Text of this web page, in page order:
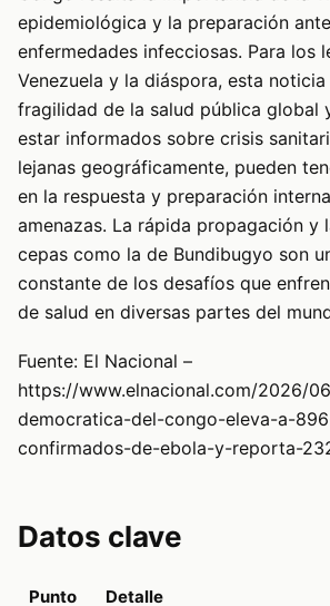
epidemiológica y la preparación
enfermedades infecciosas. Para los
Venezuela y la diáspora, esta
fragilidad de la salud pública global
estar informados sobre crisis
lejanas geográficamente, pueden
en la respuesta y preparación
amenazas. La rápida propagación y
cepas como la de Bundibugyo son
constante de los desafíos que
de salud en diversas partes del
Fuente: El Nacional –
https://www.elnacional.com/2026/
democratica-del-congo-eleva-a-
confirmados-de-ebola-y-reporta-
Datos clave
Punto Detalle